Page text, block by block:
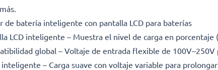
de batería inteligente con pantalla LCD para baterías
LCD inteligente – Muestra el nivel de carga en
global – Voltaje de entrada flexible de 100V–250V
– Carga suave con voltaje variable para